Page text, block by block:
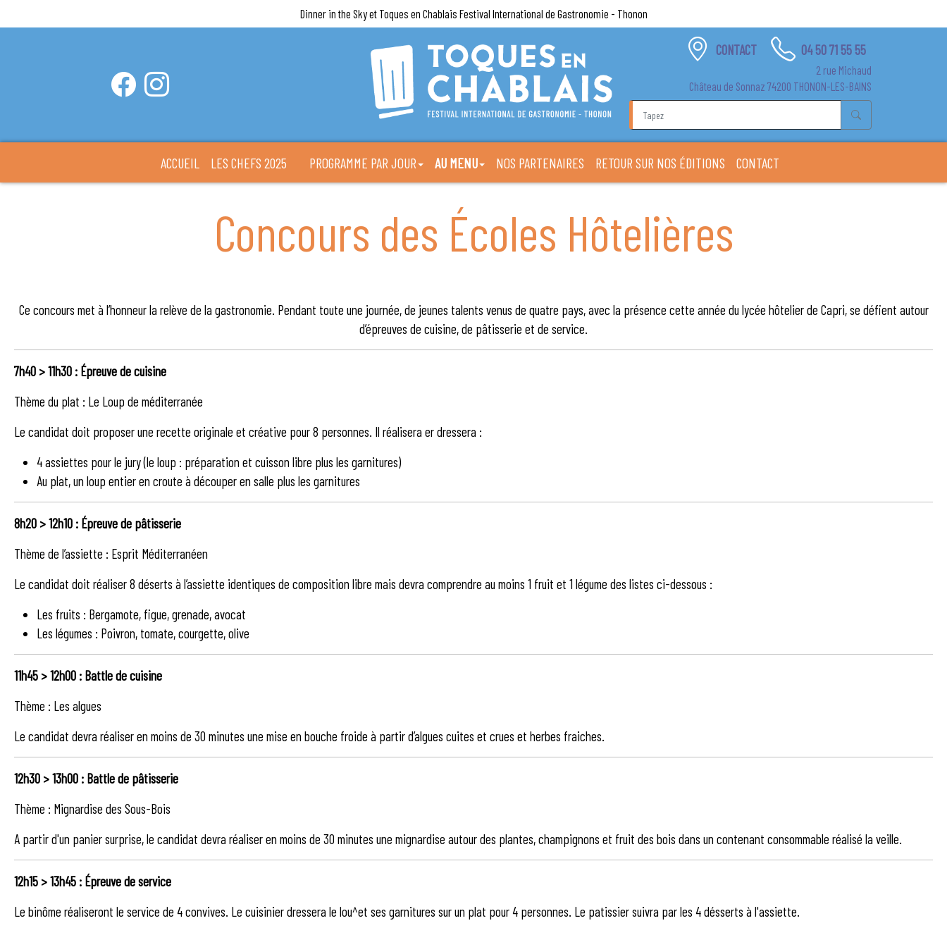
Dinner in the Sky et Toques en Chablais Festival International de Gastronomie - Thonon
CONTACT 04 50 71 55 55
2 rue Michaud
Château de Sonnaz 74200 THONON-LES-BAINS
ACCUEIL LES CHEFS 2025 PROGRAMME PAR JOUR AU MENU NOS PARTENAIRES RETOUR SUR NOS ÉDITIONS CONTACT
Concours des Écoles Hôtelières
Ce concours met à l’honneur la relève de la gastronomie. Pendant toute une journée, de jeunes talents venus de quatre pays, avec la présence cette année du lycée hôtelier de Capri, se défient autour
d’épreuves de cuisine, de pâtisserie et de service.
7h40 >11h30 : Épreuve de cuisine
Thème du plat : Le Loup de méditerranée
Le candidat doit proposer une recette originale et créative pour 8 personnes. Il réalisera er dressera :
4 assiettes pour le jury (le loup : préparation et cuisson libre plus les garnitures)
Au plat, un loup entier en croute à découper en salle plus les garnitures
8h20 >12h10 : Épreuve de pâtisserie
Thème de l’assiette : Esprit Méditerranéen
Le candidat doit réaliser 8 déserts à l’assiette identiques de composition libre mais devra comprendre au moins 1 fruit et 1 légume des listes ci-dessous :
Les fruits : Bergamote, figue, grenade, avocat
Les légumes : Poivron, tomate, courgette, olive
11h45 >12h00 : Battle de cuisine
Thème : Les algues
Le candidat devra réaliser en moins de 30 minutes une mise en bouche froide à partir d’algues cuites et crues et herbes fraiches.
12h30 >13h00 : Battle de pâtisserie
Thème : Mignardise des Sous-Bois
A partir d'un panier surprise, le candidat devra réaliser en moins de 30 minutes une mignardise autour des plantes, champignons et fruit des bois dans un contenant consommable réalisé la veille.
12h15 >13h45 : Épreuve de service
Le binôme réaliseront le service de 4 convives. Le cuisinier dressera le lou^et ses garnitures sur un plat pour 4 personnes. Le patissier suivra par les 4 désserts à l'assiette.